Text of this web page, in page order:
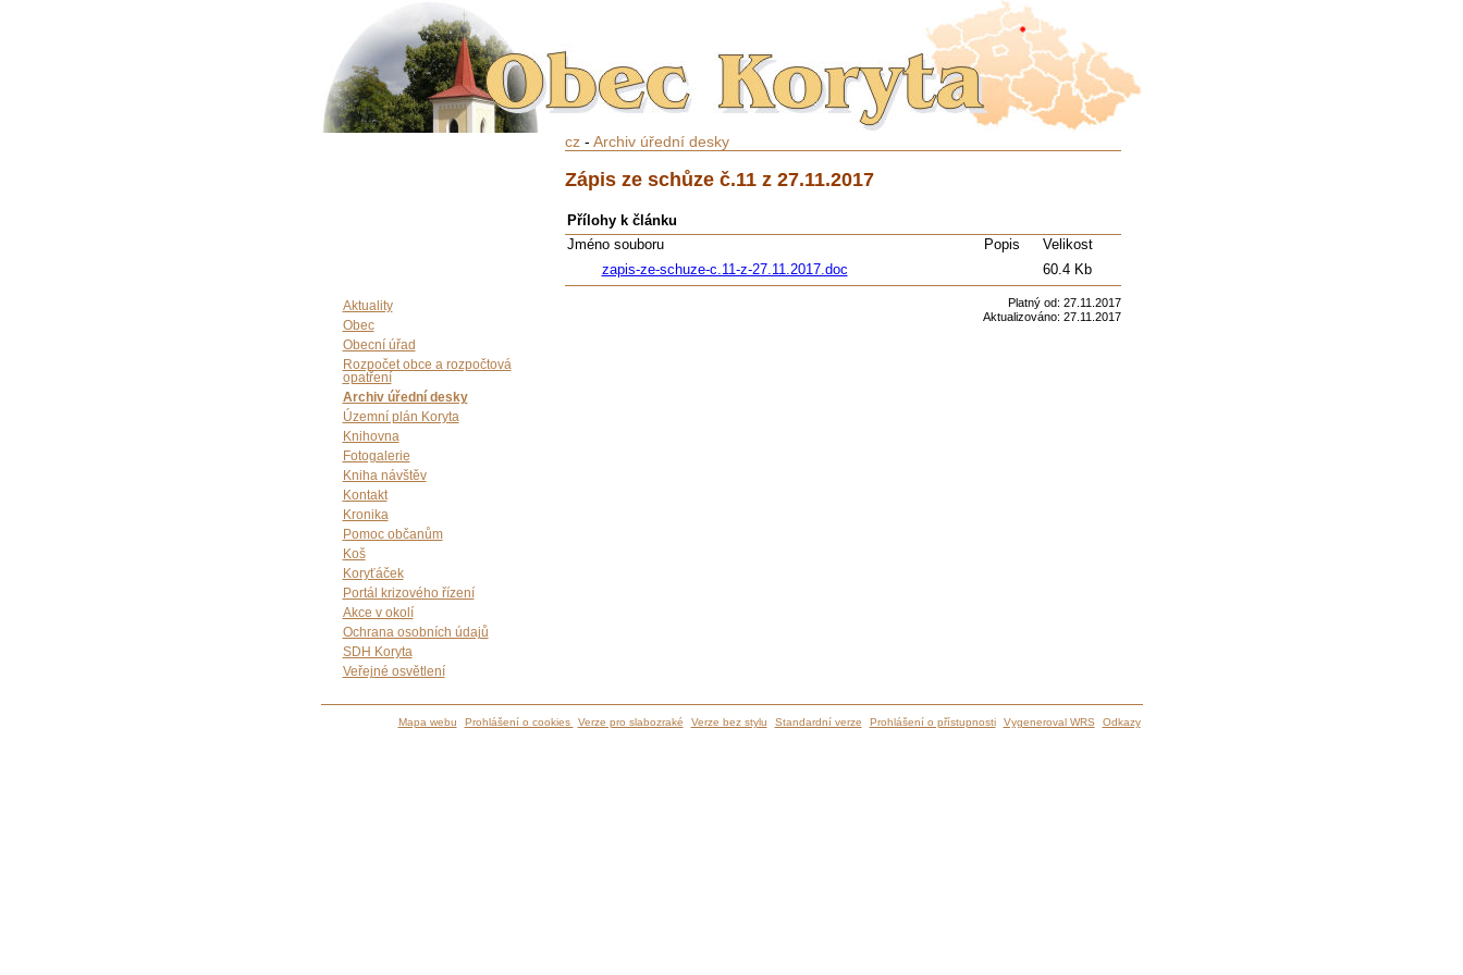
Aktuality
Obec
Obecní úřad
Rozpočet obce a rozpočtová
opatření
Archiv úřední desky
Územní plán Koryta
Knihovna
Fotogalerie
Kniha návštěv
Kontakt
Kronika
Pomoc občanům
Koš
Koryťáček
Portál krizového řízení
Akce v okolí
Ochrana osobních údajů
SDH Koryta
Veřejné osvětlení
cz- Archiv úřední desky
Zápis ze schůze č.11 z 27.11.2017
Přílohy k článku
Jméno souboru
Popis
Velikost
zapis-ze-schuze-c.11-z-27.11.2017.doc
60.4 Kb
Platný od: 27.11.2017
Aktualizováno: 27.11.2017
Mapa webu Prohlášení o cookies Verze pro slabozraké Verze bez stylu Standardní verze Prohlášení o přístupnosti Vygeneroval WRS Odkazy